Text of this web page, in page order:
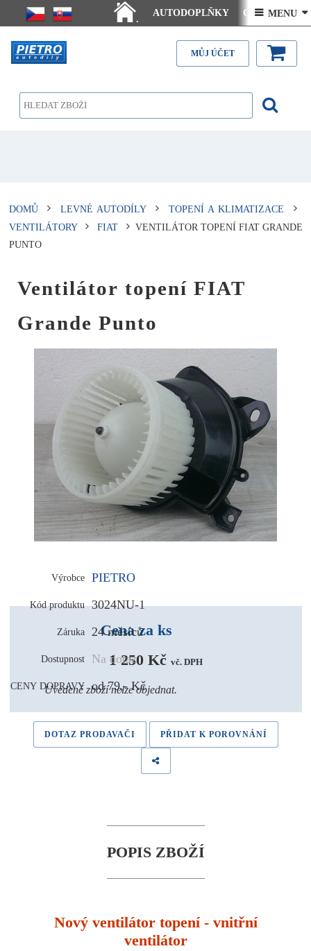
.
AUTODOPLŇKY Ceny doručení
Články - návody Kontakt
 MENU 
MŮJ ÚČET
DOMŮ LEVNÉ AUTODÍLY
TOPENÍ A KLIMATIZACE
VENTILÁTORY
FIAT
VENTILÁTOR TOPENÍ FIAT GRANDE
PUNTO
Ventilátor topení FIAT
Grande Punto
Výrobce PIETRO
Kód produktu 3024NU-1
Záruka 24 měsíců
Dostupnost Na dotaz
CENY DOPRAVY od 79,- Kč
Cena za ks
1 250 Kč vč. DPH
Uvedené zboží nelze objednat.
DOTAZ PRODAVAČI PŘIDAT K POROVNÁNÍ
POPIS ZBOŽÍ
Nový ventilátor topení - vnitřní
ventilátor